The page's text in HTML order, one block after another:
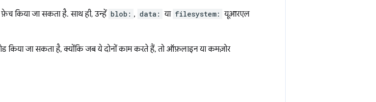
किया जा सकता है. साथ ही, उन्हें blob: , data: या filesystem: यूआरएल
किया जा सकता है, क्योंकि जब ये दोनों काम करते हैं, तो ऑफ़लाइन या कमज़ोर